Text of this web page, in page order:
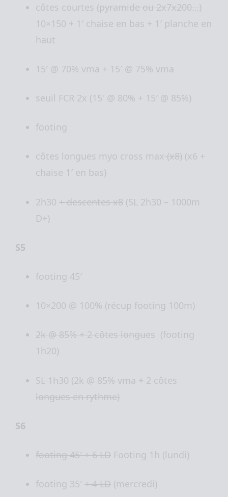
côtes courtes (pyramide ou 2x7x200…)
10×150 + 1′ chaise en bas + 1′ planche en
haut
15′ @ 70% vma + 15′ @ 75% vma
seuil FCR 2x (15′ @ 80% + 15′ @ 85%)
footing
côtes longues myo cross max(x8) (x6 +
chaise 1′ en bas)
2h30 + descentes x8 (SL 2h30 – 1000m
D+)
S5
footing 45′
10×200 @ 100% (récup footing 100m)
2k @ 85% + 2 côtes longues (footing
1h20)
SL 1h30 (2k @ 85% vma + 2 côtes
longues en rythme)
S6
footing 45′ + 6 LD Footing 1h (lundi)
footing 35′ + 4 LD (mercredi)